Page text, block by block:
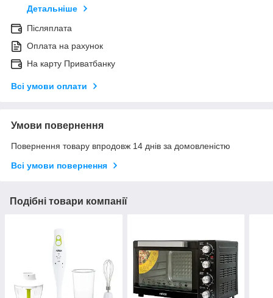
Детальніше
Післяплата
Оплата на рахунок
На карту Приватбанку
Всі умови оплати
Умови повернення
Повернення товару впродовж 14 днів за домовленістю
Всі умови повернення
Подібні товари компанії